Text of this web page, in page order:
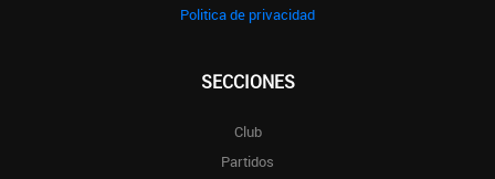
Politica de privacidad
SECCIONES
Club
Partidos